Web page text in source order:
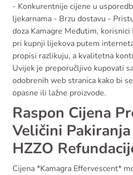
- Konkurentnije cijene u
ljekarnama - Brzu dostavu -
doza Kamagre Međutim,
pri kupnji lijekova putem
propisi razlikuju, a kvalitetna
Uvijek je preporučljivo kupovati
odobrenih web stranica kako bi
opasne ili lažne proizvode.
Raspon Cijena
Veličini
HZZO
Cijena *Kamagra Effervescent*